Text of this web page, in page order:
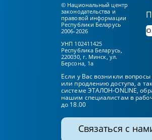
© Национальный центр
законодательства и
правовой информации
Республики Беларусь
2006-2026
УНП 102411425
Республика Беларусь,
220030, г. Минск, ул.
Берсона, 1а
Если у Вас возникли
или продлению доступа, а
системе ЭТАЛОН-ONLINE,
нашим специалистам в
до 18.00
Связаться с